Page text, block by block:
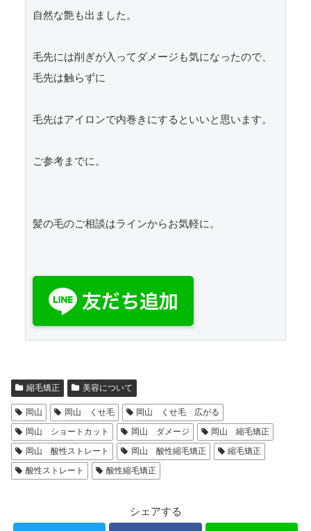
自然な艶も出ました。
毛先には削ぎが入ってダメージも気になったので、
毛先は触らずに
毛先はアイロンで内巻きにするといいと思います。
ご参考までに。
髪の毛のご相談はラインからお気軽に。
縮毛矯正 美容について
岡山 岡山 くせ毛
岡山 くせ毛 広がる
岡山 ショートカット
岡山 ダメージ
岡山 縮毛矯正
岡山 酸性ストレート
岡山 酸性縮毛矯正
縮毛矯正
酸性ストレート
酸性縮毛矯正
シェアする